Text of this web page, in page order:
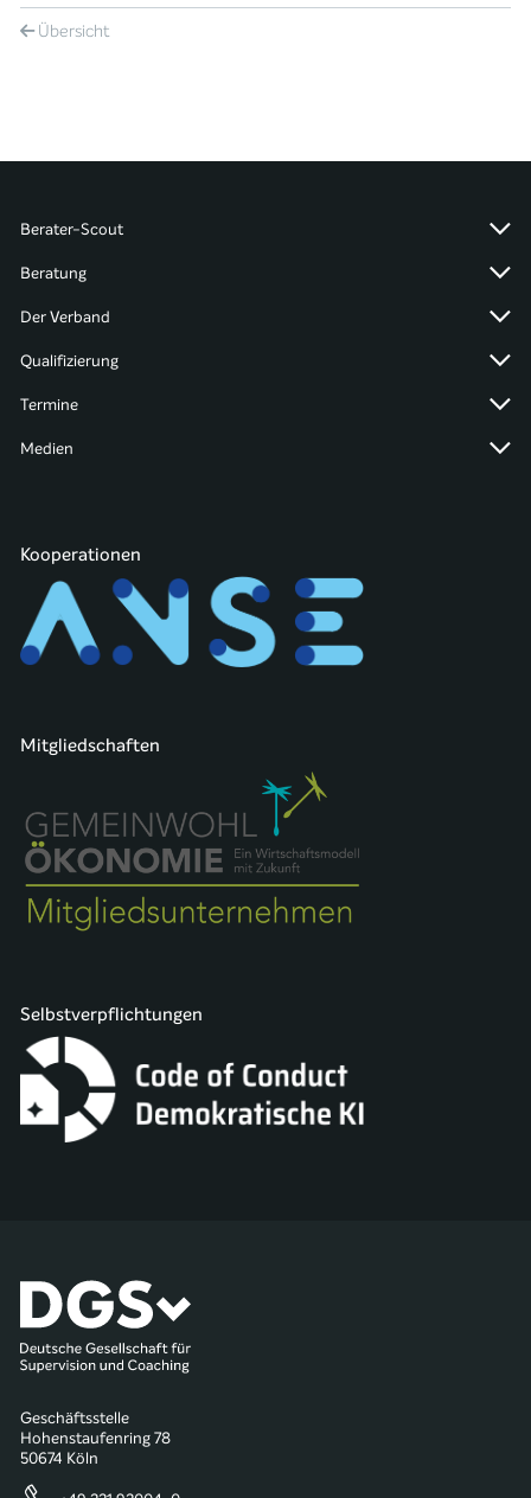
Übersicht
Berater-Scout
Beratung
Der Verband
Qualifizierung
Termine
Medien
Kooperationen
Mitgliedschaften
Selbstverpflichtungen
Geschäftsstelle
Hohenstaufenring 78
50674 Köln